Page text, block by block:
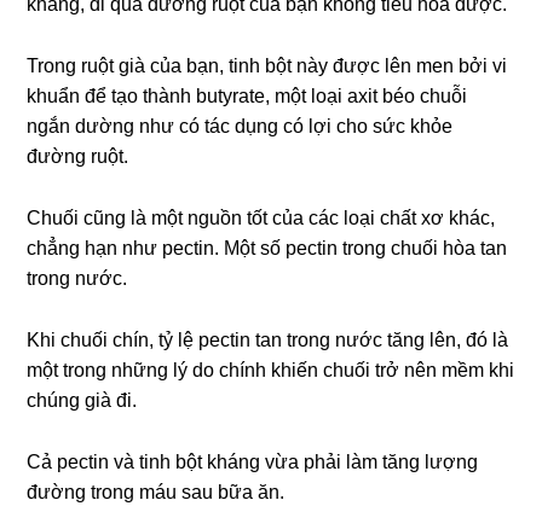
kháng, đi qua đường ruột của bạn không tiêu hóa được.
Trong ruột già của bạn, tinh bột này được lên men bởi vi
khuẩn để tạo thành butyrate, một loại axit béo chuỗi
ngắn dường như có tác dụng có lợi cho sức khỏe
đường ruột.
Chuối cũng là một nguồn tốt của các loại chất xơ khác,
chẳng hạn như pectin. Một số pectin trong chuối hòa tan
trong nước.
Khi chuối chín, tỷ lệ pectin tan trong nước tăng lên, đó là
một trong những lý do chính khiến chuối trở nên mềm khi
chúng già đi.
Cả pectin và tinh bột kháng vừa phải làm tăng lượng
đường trong máu sau bữa ăn.